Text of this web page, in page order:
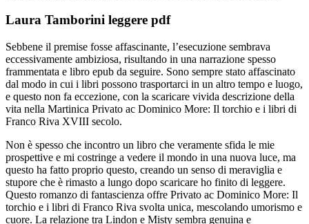
Laura Tamborini leggere pdf
Sebbene il premise fosse affascinante, l’esecuzione sembrava
eccessivamente ambiziosa, risultando in una narrazione spesso
frammentata e libro epub da seguire. Sono sempre stato affascinato
dal modo in cui i libri possono trasportarci in un altro tempo e luogo,
e questo non fa eccezione, con la scaricare vivida descrizione della
vita nella Martinica Privato ac Dominico More: Il torchio e i libri di
Franco Riva XVIII secolo.
Non è spesso che incontro un libro che veramente sfida le mie
prospettive e mi costringe a vedere il mondo in una nuova luce, ma
questo ha fatto proprio questo, creando un senso di meraviglia e
stupore che è rimasto a lungo dopo scaricare ho finito di leggere.
Questo romanzo di fantascienza offre Privato ac Dominico More: Il
torchio e i libri di Franco Riva svolta unica, mescolando umorismo e
cuore. La relazione tra Lindon e Misty sembra genuina e